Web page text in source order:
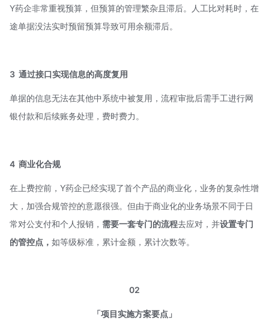
Y药企非常重视预算，但预算的管理繁杂且滞后。人工比对耗时，在
途单据没法实时预留预算导致可用余额滞后。
3 通过接口实现信息的高度复用
单据的信息无法在其他中系统中被复用，流程审批后需手工进行网
银付款和后续账务处理，费时费力。
4 商业化合规
在上费控前，Y药企已经实现了首个产品的商业化，业务的复杂性增
大，加强合规管控的意愿很强。但由于商业化的业务场景不同于日
常对公支付和个人报销， 需要一套专门的流程去应对，并设置专门
的管控点， 如等级标准，累计金额，累计次数等。
02
「项目实施方案要点」